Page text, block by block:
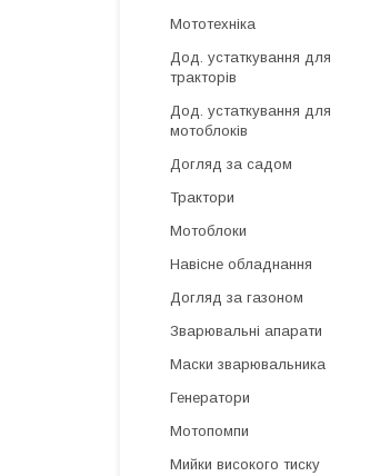
Мототехніка
Дод. устаткування для
тракторів
Дод. устаткування для
мотоблоків
Догляд за садом
Трактори
Мотоблоки
Навісне обладнання
Догляд за газоном
Зварювальні апарати
Маски зварювальника
Генератори
Мотопомпи
Мийки високого тиску